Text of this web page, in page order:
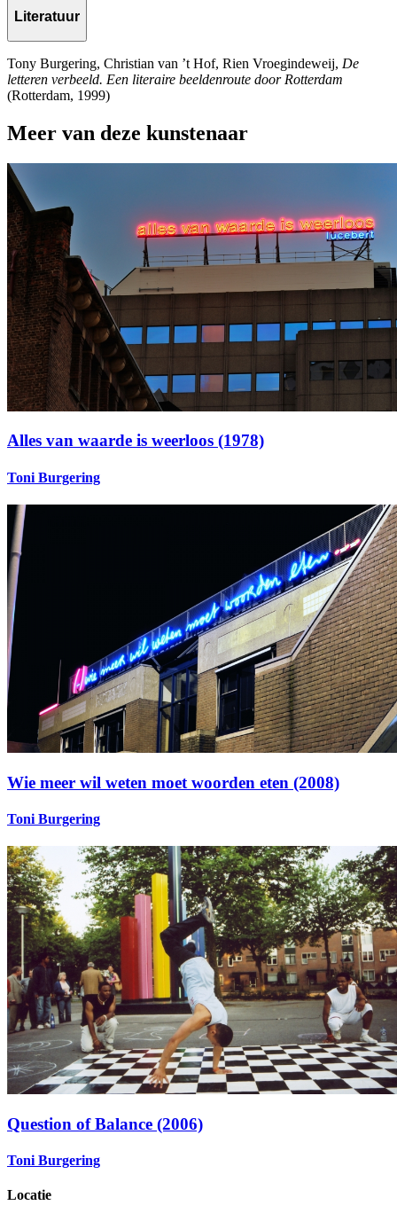
Literatuur
Tony Burgering, Christian van ’t Hof, Rien Vroegindeweij, De
letteren verbeeld. Een literaire beeldenroute door Rotterdam
(Rotterdam, 1999)
Meer van deze kunstenaar
Alles van waarde is weerloos (1978)
Toni Burgering
Wie meer wil weten moet woorden eten (2008)
Toni Burgering
Question of Balance (2006)
Toni Burgering
Locatie